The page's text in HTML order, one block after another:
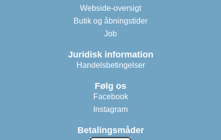
Webside-oversigt
Butik og åbningstider
Job
Juridisk information
Handelsbetingelser
Følg os
Facebook
Instagram
Betalingsmåder